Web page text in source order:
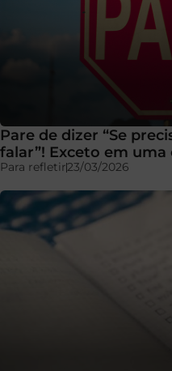
Pare de dizer “Se
falar”! Exceto em uma
Para refletir23/03/2026